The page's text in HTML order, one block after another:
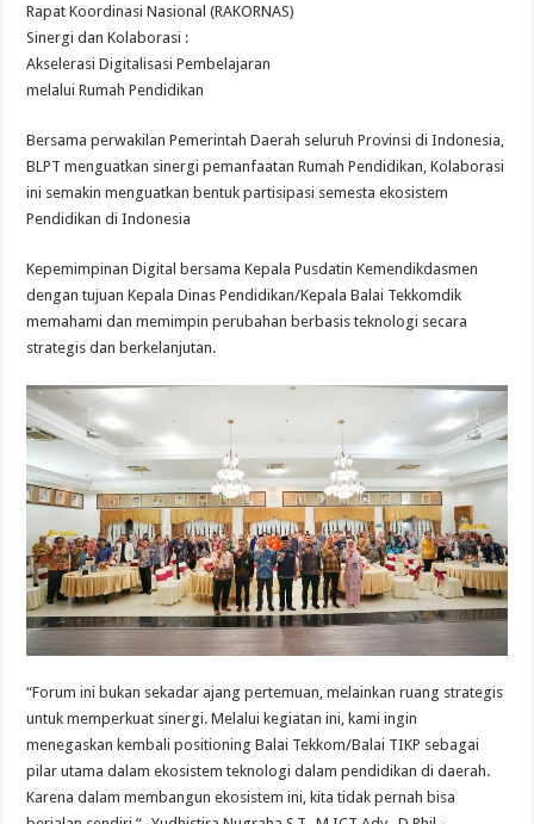
Rapat Koordinasi Nasional (RAKORNAS)
Sinergi dan Kolaborasi :
Akselerasi Digitalisasi Pembelajaran
melalui Rumah Pendidikan
Bersama perwakilan Pemerintah Daerah seluruh Provinsi di Indonesia,
BLPT menguatkan sinergi pemanfaatan Rumah Pendidikan, Kolaborasi
ini semakin menguatkan bentuk partisipasi semesta ekosistem
Pendidikan di Indonesia
Kepemimpinan Digital bersama Kepala Pusdatin Kemendikdasmen
dengan tujuan Kepala Dinas Pendidikan/Kepala Balai Tekkomdik
memahami dan memimpin perubahan berbasis teknologi secara
strategis dan berkelanjutan.
“Forum ini bukan sekadar ajang pertemuan, melainkan ruang strategis
untuk memperkuat sinergi. Melalui kegiatan ini, kami ingin
menegaskan kembali positioning Balai Tekkom/Balai TIKP sebagai
pilar utama dalam ekosistem teknologi dalam pendidikan di daerah.
Karena dalam membangun ekosistem ini, kita tidak pernah bisa